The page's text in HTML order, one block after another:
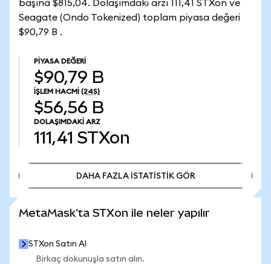
başına $815,04. Dolaşımdaki arzı 111,41 STXon ve
Seagate (Ondo Tokenized) toplam piyasa değeri
$90,79 B .
PIYASA DEĞERI
$90,79 B
İŞLEM HACMI (24S)
$56,56 B
DOLAŞIMDAKI ARZ
111,41 STXon
DAHA FAZLA İSTATİSTİK GÖR
MetaMask'ta STXon ile neler yapılır
STXon Satın Al
Birkaç dokunuşla satın alın.